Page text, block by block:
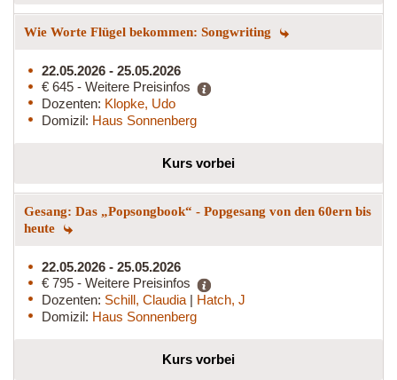
Wie Worte Flügel bekommen: Songwriting
22.05.2026 - 25.05.2026
€ 645 - Weitere Preisinfos
Dozenten: Klopke, Udo
Domizil: Haus Sonnenberg
Kurs vorbei
Gesang: Das „Popsongbook“ - Popgesang von den 60ern bis
heute
22.05.2026 - 25.05.2026
€ 795 - Weitere Preisinfos
Dozenten: Schill, Claudia | Hatch, J
Domizil: Haus Sonnenberg
Kurs vorbei